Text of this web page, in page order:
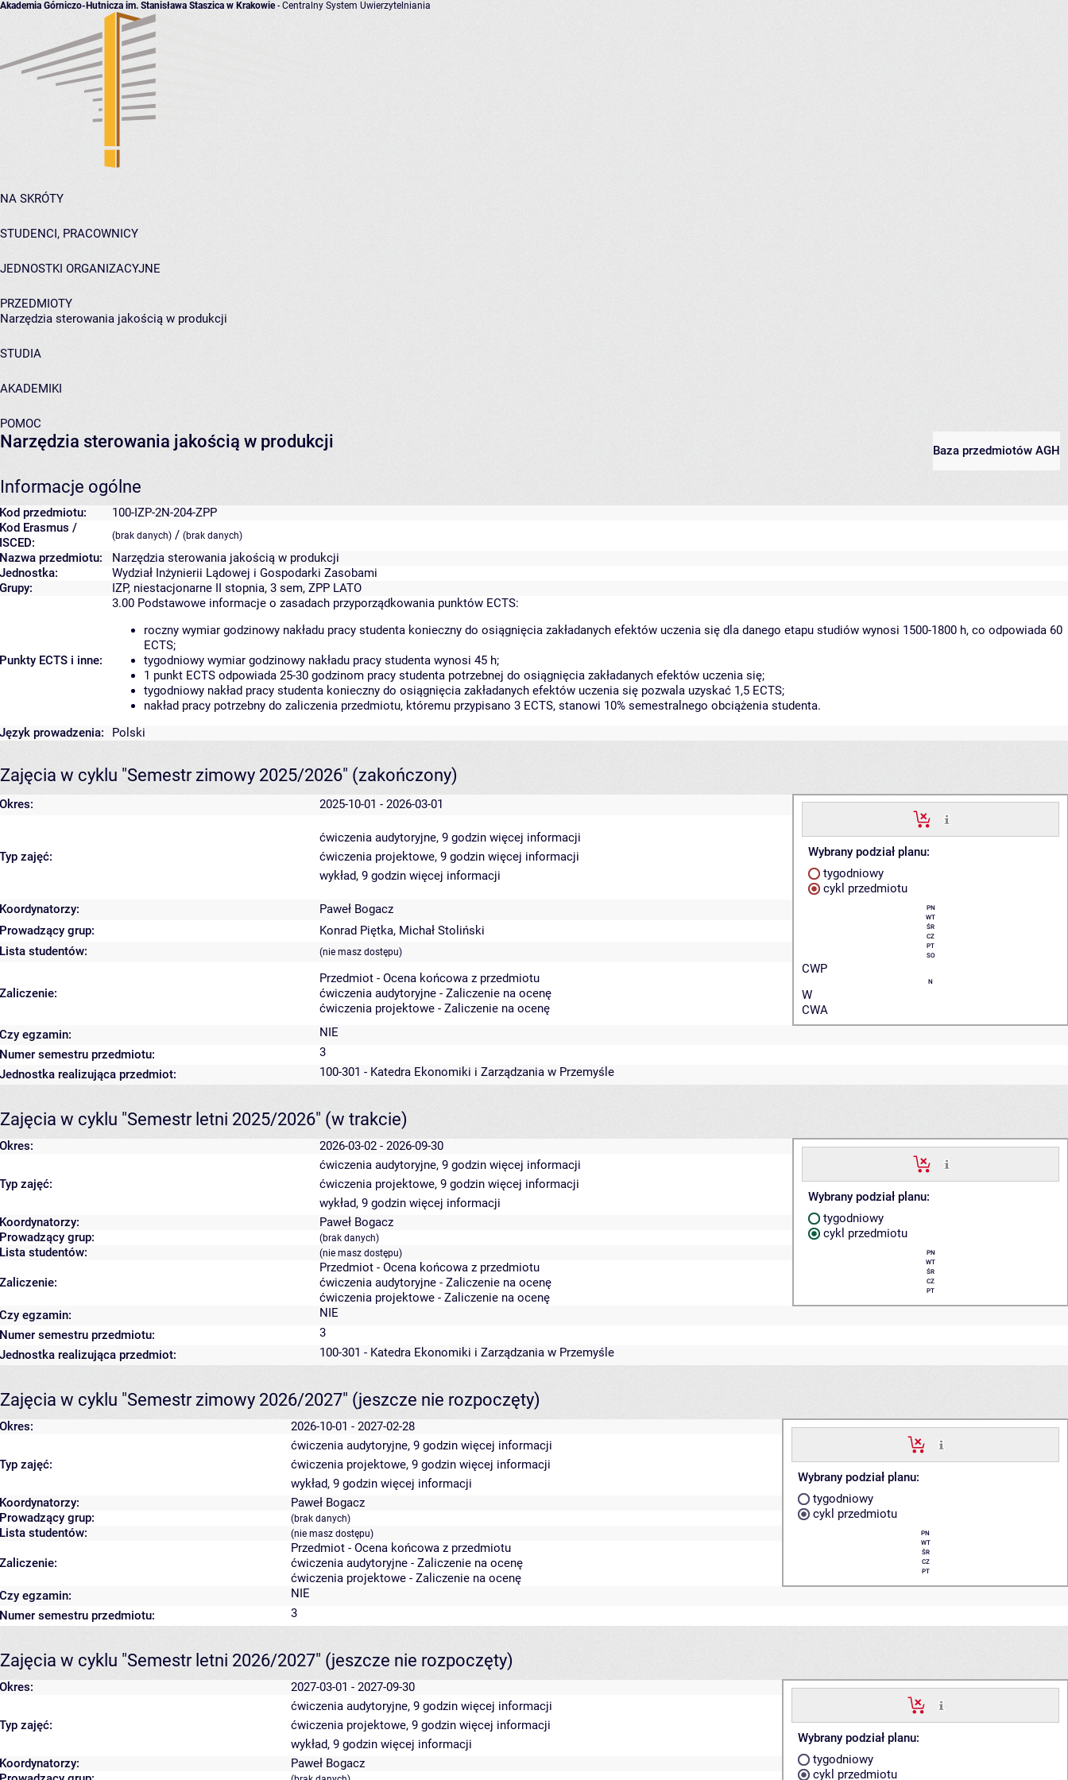
Akademia Górniczo-Hutnicza im. Stanisława Staszica w Krakowie- Centralny System Uwierzytelniania
NA SKRÓTY
STUDENCI, PRACOWNICY
JEDNOSTKI ORGANIZACYJNE
PRZEDMIOTY
Narzędzia sterowania jakością w produkcji
STUDIA
AKADEMIKI
POMOC
Baza przedmiotów AGH
Narzędzia sterowania jakością w produkcji
Informacje ogólne
Kod przedmiotu:
100-IZP-2N-204-ZPP
Kod Erasmus /
ISCED:
(brak danych) / (brak danych)
Nazwa przedmiotu:
Narzędzia sterowania jakością w produkcji
Jednostka:
Wydział Inżynierii Lądowej i Gospodarki Zasobami
Grupy:
IZP, niestacjonarne II stopnia, 3 sem, ZPP LATO
Punkty ECTS i inne:
3.00 Podstawowe informacje o zasadach przyporządkowania punktów ECTS:
roczny wymiar godzinowy nakładu pracy studenta konieczny do osiągnięcia zakładanych efektów uczenia się dla danego etapu studiów wynosi 1500-1800 h, co odpowiada 60
ECTS;
tygodniowy wymiar godzinowy nakładu pracy studenta wynosi 45 h;
1 punkt ECTS odpowiada 25-30 godzinom pracy studenta potrzebnej do osiągnięcia zakładanych efektów uczenia się;
tygodniowy nakład pracy studenta konieczny do osiągnięcia zakładanych efektów uczenia się pozwala uzyskać 1,5 ECTS;
nakład pracy potrzebny do zaliczenia przedmiotu, któremu przypisano 3 ECTS, stanowi 10% semestralnego obciążenia studenta.
Język prowadzenia:
Polski
Zajęcia w cyklu "Semestr zimowy 2025/2026" (zakończony)
Okres: 2025-10-01 - 2026-03-01
Wybrany podział planu:
tygodniowy
cykl przedmiotu
PN
WT
ŚR
CZ
PT
SO
CWP
N
W
CWA
Typ zajęć:
ćwiczenia audytoryjne, 9 godzin więcej informacji
ćwiczenia projektowe, 9 godzin więcej informacji
wykład, 9 godzin więcej informacji
Koordynatorzy:
Paweł Bogacz
Prowadzący grup:
Konrad Piętka, Michał Stoliński
Lista studentów:
(nie masz dostępu)
Zaliczenie:
Przedmiot - Ocena końcowa z przedmiotu
ćwiczenia audytoryjne - Zaliczenie na ocenę
ćwiczenia projektowe - Zaliczenie na ocenę
Czy egzamin:
NIE
Numer semestru przedmiotu:
3
Jednostka realizująca przedmiot:
100-301 - Katedra Ekonomiki i Zarządzania w Przemyśle
Zajęcia w cyklu "Semestr letni 2025/2026" (w trakcie)
Okres: 2026-03-02 - 2026-09-30
Wybrany podział planu:
tygodniowy
cykl przedmiotu
PN
WT
ŚR
CZ
PT
Typ zajęć:
ćwiczenia audytoryjne, 9 godzin więcej informacji
ćwiczenia projektowe, 9 godzin więcej informacji
wykład, 9 godzin więcej informacji
Koordynatorzy:
Paweł Bogacz
Prowadzący grup:
(brak danych)
Lista studentów: (nie masz dostępu)
Zaliczenie:
Przedmiot - Ocena końcowa z przedmiotu
ćwiczenia audytoryjne - Zaliczenie na ocenę
ćwiczenia projektowe - Zaliczenie na ocenę
Czy egzamin:
NIE
Numer semestru przedmiotu:
3
Jednostka realizująca przedmiot:
100-301 - Katedra Ekonomiki i Zarządzania w Przemyśle
Zajęcia w cyklu "Semestr zimowy 2026/2027" (jeszcze nie rozpoczęty)
Okres: 2026-10-01 - 2027-02-28
Wybrany podział planu:
tygodniowy
cykl przedmiotu
PN
WT
ŚR
CZ
PT
Typ zajęć:
ćwiczenia audytoryjne, 9 godzin więcej informacji
ćwiczenia projektowe, 9 godzin więcej informacji
wykład, 9 godzin więcej informacji
Koordynatorzy:
Paweł Bogacz
Prowadzący grup:
(brak danych)
Lista studentów: (nie masz dostępu)
Zaliczenie:
Przedmiot - Ocena końcowa z przedmiotu
ćwiczenia audytoryjne - Zaliczenie na ocenę
ćwiczenia projektowe - Zaliczenie na ocenę
Czy egzamin:
NIE
Numer semestru przedmiotu:
3
Zajęcia w cyklu "Semestr letni 2026/2027" (jeszcze nie rozpoczęty)
Okres: 2027-03-01 - 2027-09-30
Wybrany podział planu:
tygodniowy
cykl przedmiotu
Typ zajęć:
ćwiczenia audytoryjne, 9 godzin więcej informacji
ćwiczenia projektowe, 9 godzin więcej informacji
wykład, 9 godzin więcej informacji
Koordynatorzy:
Paweł Bogacz